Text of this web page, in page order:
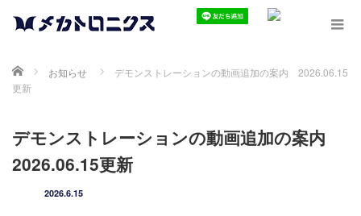
ホーム お知らせ
デモンストレーションの動画追加の案内 2026.06.15
更新
デモンストレーションの動画追加の案内
2026.06.15更新
2026.6.15